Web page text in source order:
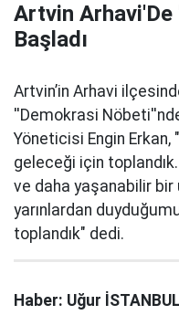
Artvin
Başladı
Artvin’in Arhavi
''Demokrasi
Yöneticisi Engin Erkan,
geleceği için
ve daha yaşanabilir
yarınlardan
toplandık" dedi.
Haber: Uğur